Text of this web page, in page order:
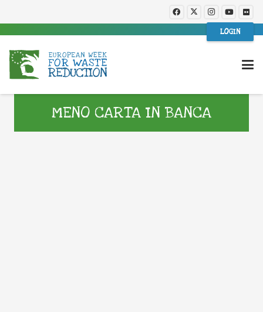
LOGIN
MENO CARTA IN BANCA